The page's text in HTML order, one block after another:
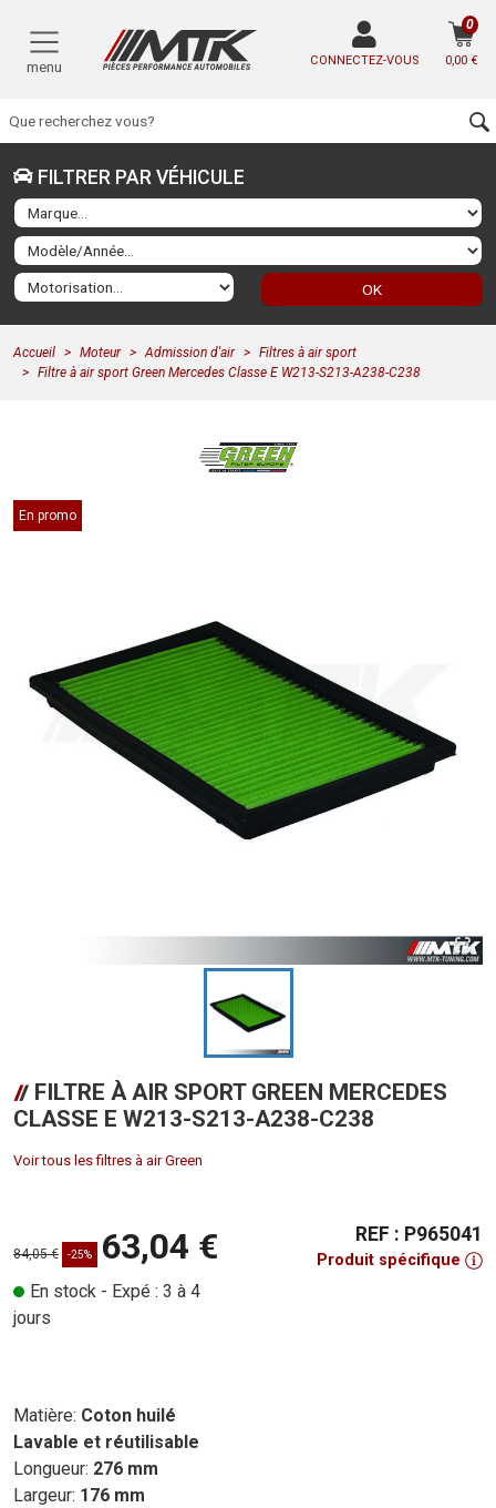
menu CONNECTEZ-VOUS 0,00 €
0
FILTRER PAR VÉHICULE
OK
Accueil Moteur Admission d'air
Filtres à air sport
Filtre à air sport Green Mercedes Classe E W213-S213-A238-C238
En promo
FILTRE À AIR SPORT GREEN MERCEDES
CLASSE E W213-S213-A238-C238
Voir tous les filtres à air Green
84,05 € -25% 63,04 €
En stock - Expé : 3 à 4
jours
REF : P965041
Produit spécifique
Matière: Coton huilé
Lavable et réutilisable
Longueur: 276 mm
Largeur: 176 mm